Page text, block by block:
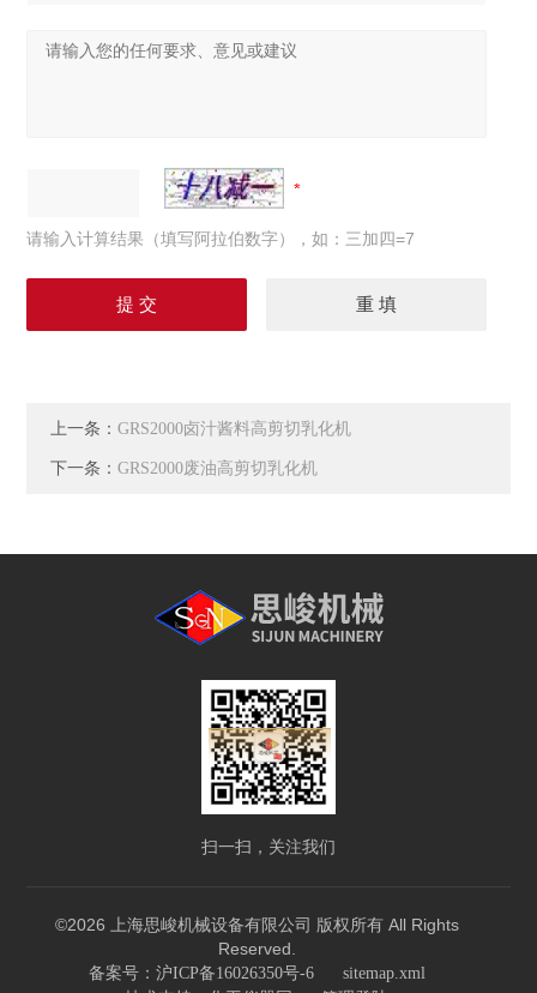
请输入计算结果（填写阿拉伯数字），如：三加四=7
上一条：GRS2000卤汁酱料高剪切乳化机
下一条：GRS2000废油高剪切乳化机
扫一扫，关注我们
©2026 上海思峻机械设备有限公司 版权所有 All Rights
Reserved.
备案号：沪ICP备16026350号-6 sitemap.xml